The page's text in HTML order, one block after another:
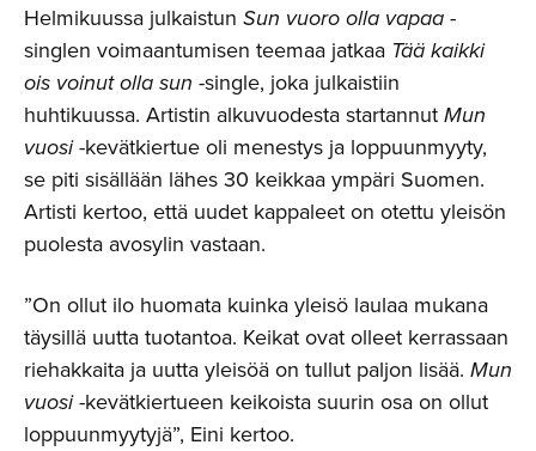
Helmikuussa julkaistun Sun vuoro olla vapaa-
singlen voimaantumisen teemaa jatkaa Tää kaikki
ois voinut olla sun -single, joka julkaistiin
huhtikuussa. Artistin alkuvuodesta startannutMun
vuosi-kevätkiertue oli menestys ja loppuunmyyty,
se piti sisällään lähes 30 keikkaa ympäri Suomen.
Artisti kertoo, että uudet kappaleet on otettu yleisön
puolesta avosylin vastaan.
”On ollut ilo huomata kuinka yleisö laulaa mukana
täysillä uutta tuotantoa. Keikat ovat olleet kerrassaan
riehakkaita ja uutta yleisöä on tullut paljon lisää. Mun
vuosi-kevätkiertueen keikoista suurin osa on ollut
loppuunmyytyjä”, Eini kertoo.